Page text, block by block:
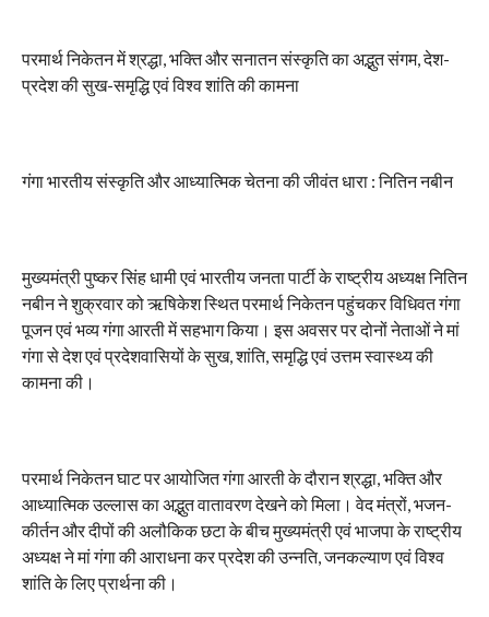
परमार्थ निकेतन में श्रद्धा, भक्ति और सनातन संस्कृति का अद्भुत संगम, देश-
प्रदेश की सुख-समृद्धि एवं विश्व शांति की कामना
गंगा भारतीय संस्कृति और आध्यात्मिक चेतना की जीवंत धारा : नितिन नबीन
मुख्यमंत्री पुष्कर सिंह धामी एवं भारतीय जनता पार्टी के राष्ट्रीय अध्यक्ष नितिन
नबीन ने शुक्रवार को ऋषिकेश स्थित परमार्थ निकेतन पहुंचकर विधिवत गंगा
पूजन एवं भव्य गंगा आरती में सहभाग किया। इस अवसर पर दोनों नेताओं ने मां
गंगा से देश एवं प्रदेशवासियों के सुख, शांति, समृद्धि एवं उत्तम स्वास्थ्य की
कामना की।
परमार्थ निकेतन घाट पर आयोजित गंगा आरती के दौरान श्रद्धा, भक्ति और
आध्यात्मिक उल्लास का अद्भुत वातावरण देखने को मिला। वेद मंत्रों, भजन-
कीर्तन और दीपों की अलौकिक छटा के बीच मुख्यमंत्री एवं भाजपा के राष्ट्रीय
अध्यक्ष ने मां गंगा की आराधना कर प्रदेश की उन्नति, जनकल्याण एवं विश्व
शांति के लिए प्रार्थना की।